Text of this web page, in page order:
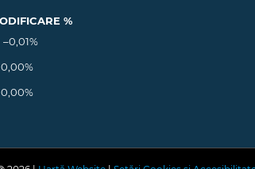
%
–0,01%
0,00%
0,00%